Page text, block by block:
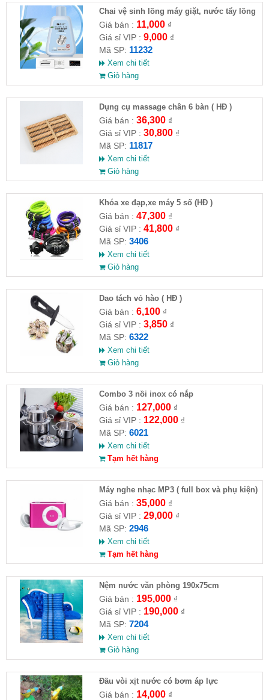
Chai vệ sinh lồng máy giặt, nước tẩy lồng
máy giặt CLEANING FLUID
Giá bán : 11,000₫
Giá sỉ VIP : 9,000₫
Mã SP: 11232
Xem chi tiết
Giỏ hàng
Dụng cụ massage chân 6 bàn ( HĐ )
Giá bán : 36,300₫
Giá sỉ VIP : 30,800₫
Mã SP: 11817
Xem chi tiết
Giỏ hàng
Khóa xe đạp,xe máy 5 số (HĐ )
Giá bán : 47,300₫
Giá sỉ VIP : 41,800₫
Mã SP: 3406
Xem chi tiết
Giỏ hàng
Dao tách vỏ hào ( HĐ )
Giá bán : 6,100₫
Giá sỉ VIP : 3,850₫
Mã SP: 6322
Xem chi tiết
Giỏ hàng
Combo 3 nồi inox có nắp
Giá bán : 127,000₫
Giá sỉ VIP : 122,000₫
Mã SP: 6021
Xem chi tiết
Tạm hết hàng
Máy nghe nhạc MP3 ( full box và phụ kiện)
Giá bán : 35,000₫
Giá sỉ VIP : 29,000₫
Mã SP: 2946
Xem chi tiết
Tạm hết hàng
Nệm nước văn phòng 190x75cm
Giá bán : 195,000₫
Giá sỉ VIP : 190,000₫
Mã SP: 7204
Xem chi tiết
Giỏ hàng
Đầu vòi xịt nước có bơm áp lực
Giá bán : 14,000₫